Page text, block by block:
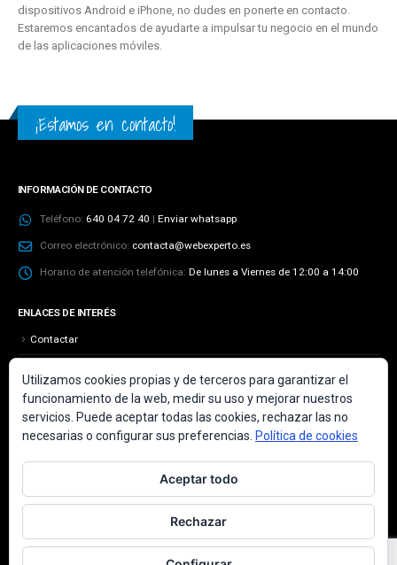
dispositivos Android e iPhone, no dudes en ponerte en contacto.
Estaremos encantados de ayudarte a impulsar tu negocio en el mundo
de las aplicaciones móviles.
¡Estamos en contacto!
INFORMACIÓN DE CONTACTO
Teléfono: 640 04 72 40 | Enviar whatsapp
Correo electrónico: contacta@webexperto.es
Horario de atención telefónica: De lunes a Viernes de 12:00 a 14:00
ENLACES DE INTERÉS
Contactar
Más información sobre las cookies
Política de cookies
Política de privacidad
Utilizamos cookies propias y de terceros para garantizar el
funcionamiento de la web, medir su uso y mejorar nuestros
servicios. Puede aceptar todas las cookies, rechazar las no
necesarias o configurar sus preferencias. Política de cookies
Aceptar todo
Rechazar